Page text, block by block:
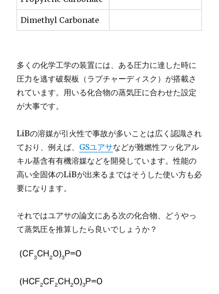
Dimethyl Carbonate
多くの化学工学の装置には、ある圧力に達した時に
圧力を逃す破裂板（ラプチャーディスク）が搭載さ
れています。用いる化合物の蒸気圧に合わせた設定
が大事です。
LiBの溶媒が引火性で事故が多いことは広く認識され
ており、例えば、 GSユアサなどが難燃性フッ化アル
キル基含有有機溶媒などを開発しています。性能の
高い全固体のLiBが出来るまではそうした使い方も必
要になります。
それではユアサの論文にある次の化合物、どうやっ
て蒸気圧を推算したら良いでしょうか？